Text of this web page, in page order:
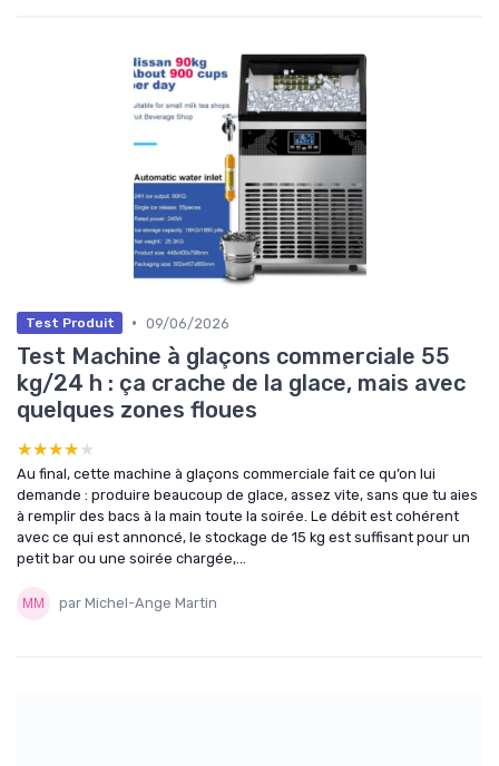
Test Produit • 09/06/2026
Test Machine à glaçons commerciale 55
kg/24 h : ça crache de la glace, mais avec
quelques zones floues
★★★★★
★★★★★
Au final, cette machine à glaçons commerciale fait ce qu’on lui
demande : produire beaucoup de glace, assez vite, sans que tu aies
à remplir des bacs à la main toute la soirée. Le débit est cohérent
avec ce qui est annoncé, le stockage de 15 kg est suffisant pour un
petit bar ou une soirée chargée,...
par Michel-Ange Martin